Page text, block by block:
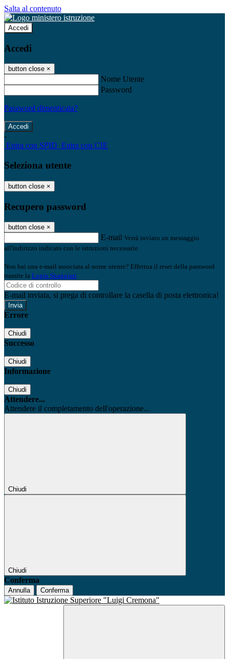
Salta al contenuto
Accedi
Accedi
button close ×
Nome Utente
Password
Password dimenticata?
-
Entra con SPID Entra con CIE
Seleziona utente
button close ×
Recupero password
button close ×
E-mail Verrà inviato un messaggio
all'indirizzo indicato con le istruzioni necessarie.
Non hai una e-mail associata al nome utente? Effettua il reset della password
tramite la Login Spaggiari
E-mail inviata, si prega di controllare la casella di posta elettronica!
Errore
Chiudi
Successo
Chiudi
Informazione
Chiudi
Attendere...
Attendere il completamento dell'operazione...
Chiudi
Chiudi
Conferma
Annulla Conferma